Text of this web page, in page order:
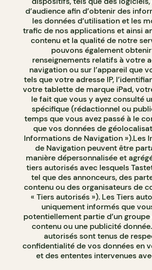
d’audience afin d’obtenir des
les données d’utilisation et les
trafic de nos applications et ainsi
contenu et la qualité de notre
pouvons également
renseignements relatifs à votre
navigation ou sur l’appareil que
tels que votre adresse IP,
votre tablette de marque iPad,
le fait que vous y ayez consulté
spécifique (rédactionnel ou
temps que vous avez passé à le
que vos données de
Informations de Navigation »).Les
de Navigation peuvent être
manière dépersonnalisée et
tiers autorisés avec lesquels
tel que des annonceurs, des
contenu ou des organisateurs de
« Tiers autorisés »). Les Tiers
uniquement informés que
potentiellement partie d’un
contenu ou une publicité
autorisés sont tenus de
confidentialité de vos données en
et des ententes intervenues